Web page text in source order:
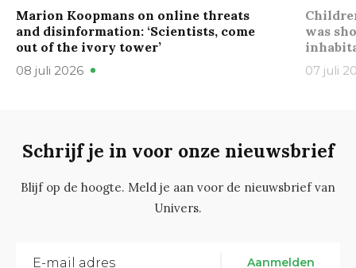
Marion Koopmans on online threats
and disinformation: ‘Scientists, come
out of the ivory tower’
08 juli 2026
was
07 juli
Schrijf je in voor onze nieuwsbrief
Blijf op de hoogte. Meld je aan voor de nieuwsbrief van
Univers.
Aanmelden